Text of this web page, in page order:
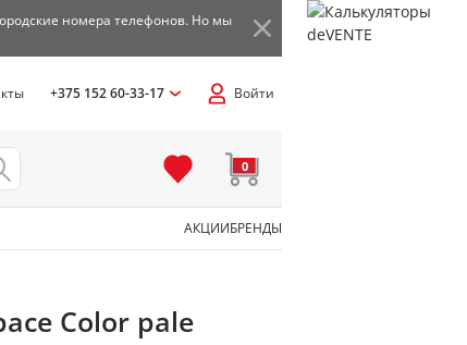
номера телефонов. Но мы
+375 152 60-33-17 Войти
0
АКЦИИБРЕНДЫ
Color pale